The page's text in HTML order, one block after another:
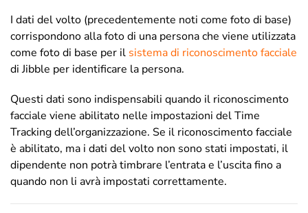
I dati del volto (precedentemente noti come foto di base)
corrispondono alla foto di una persona che viene utilizzata
come foto di base per il sistema di riconoscimento facciale
di Jibble per identificare la persona.
Questi dati sono indispensabili quando il riconoscimento
facciale viene abilitato nelle impostazioni del Time
Tracking dell’organizzazione. Se il riconoscimento facciale
è abilitato, ma i dati del volto non sono stati impostati, il
dipendente non potrà timbrare l’entrata e l’uscita fino a
quando non li avrà impostati correttamente.